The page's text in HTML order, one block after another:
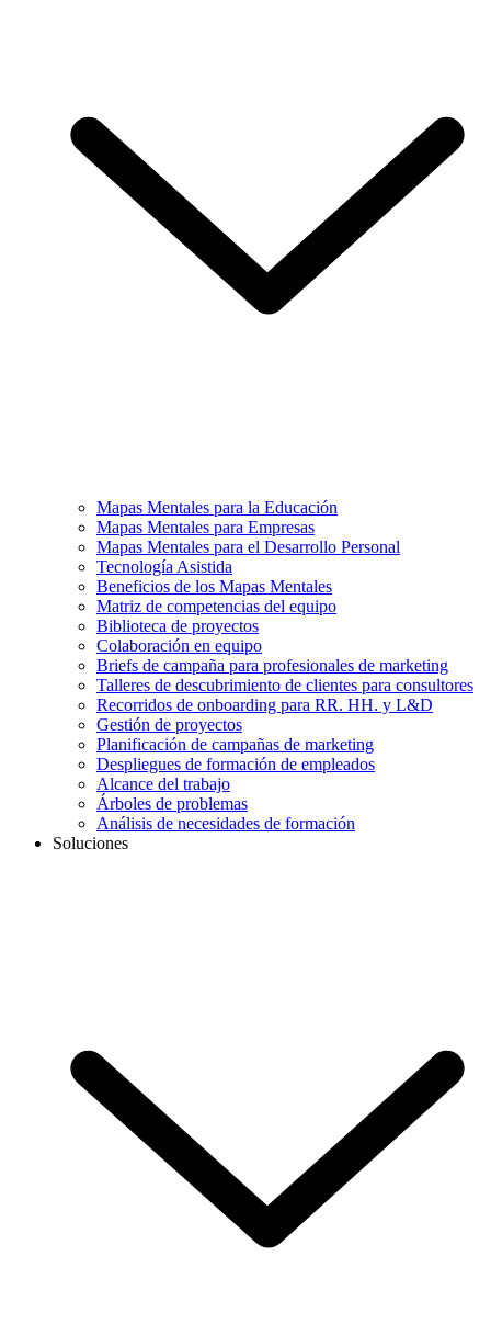
Mapas Mentales para la Educación
Mapas Mentales para Empresas
Mapas Mentales para el Desarrollo Personal
Tecnología Asistida
Beneficios de los Mapas Mentales
Matriz de competencias del equipo
Biblioteca de proyectos
Colaboración en equipo
Briefs de campaña para profesionales de marketing
Talleres de descubrimiento de clientes para consultores
Recorridos de onboarding para RR. HH. y L&D
Gestión de proyectos
Planificación de campañas de marketing
Despliegues de formación de empleados
Alcance del trabajo
Árboles de problemas
Análisis de necesidades de formación
Soluciones